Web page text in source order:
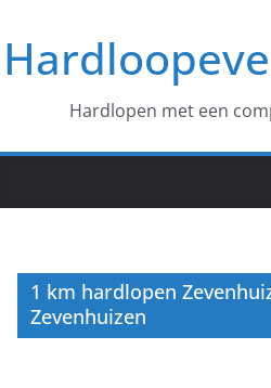
naar
de
Hardlopen met een
1 km hardlopen
Zevenhuizen